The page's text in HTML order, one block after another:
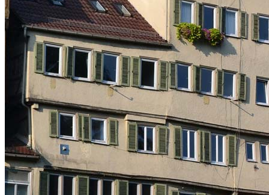
Yatırım Almanya’da
Paylaşılan Anlaşma
Varlık Satışı
Yatırım
Yatırım 1×1